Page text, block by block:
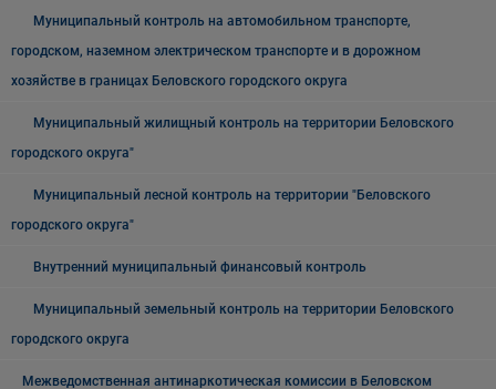
Муниципальный контроль на автомобильном транспорте,
городском, наземном электрическом транспорте и в дорожном
хозяйстве в границах Беловского городского округа
Муниципальный жилищный контроль на территории Беловского
городского округа"
Муниципальный лесной контроль на территории "Беловского
городского округа"
Внутренний муниципальный финансовый контроль
Муниципальный земельный контроль на территории Беловского
городского округа
Межведомственная антинаркотическая комиссии в Беловском